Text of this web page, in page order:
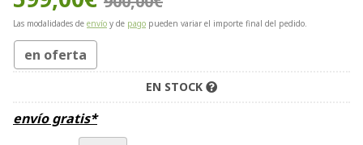
Las modalidades de envío y de pago pueden variar el importe final del pedido.
en oferta
EN STOCK
envío gratis*